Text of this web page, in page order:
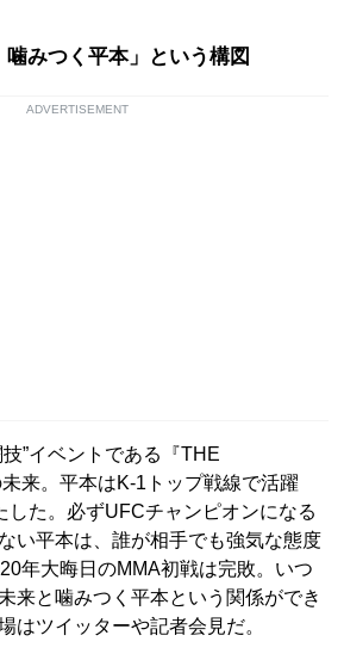
噛みつく平本」という構図
ADVERTISEMENT
”イベントである『THE
来。平本はK-1トップ戦線で活躍
した。必ずUFCチャンピオンになる
い平本は、誰が相手でも強気な態度
年大晦日のMMA初戦は完敗。いつ
来と噛みつく平本という関係ができ
はツイッターや記者会見だ。